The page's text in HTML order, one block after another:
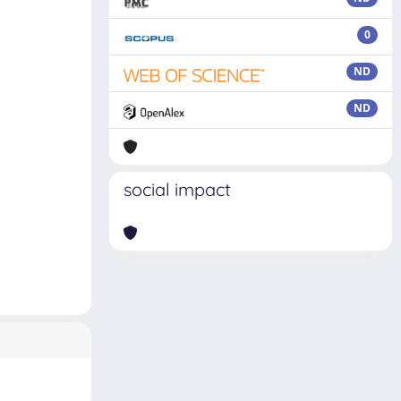
0
ND
ND
social impact